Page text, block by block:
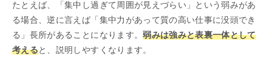
たとえば、「集中し過ぎて周囲が見えづらい」という弱みがあ
る場合、逆に言えば「集中力があって質の高い仕事に没頭でき
る」長所があることになります。弱みは強みと表裏一体として
考えると、説明しやすくなります。